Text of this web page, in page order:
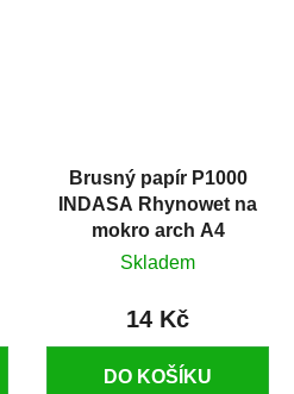
Brusný papír P1000
INDASA Rhynowet na
mokro arch A4
Skladem
14 Kč
DO KOŠÍKU